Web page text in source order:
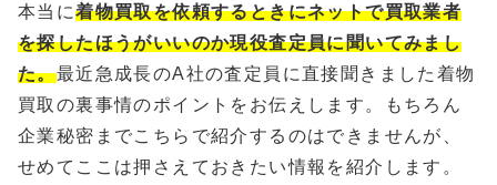
本当に着物買取を依頼するときにネットで買取業者
を探したほうがいいのか現役査定員に聞いてみまし
た。最近急成長のA社の査定員に直接聞きました着物
買取の裏事情のポイントをお伝えします。もちろん
企業秘密までこちらで紹介するのはできませんが、
せめてここは押さえておきたい情報を紹介します。